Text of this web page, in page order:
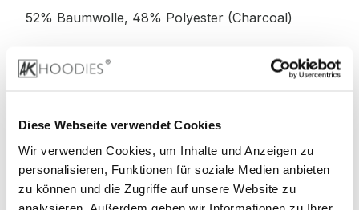
Diese Webseite verwendet Cookies
Wir verwenden Cookies, um Inhalte und Anzeigen zu
personalisieren, Funktionen für soziale Medien anbieten
zu können und die Zugriffe auf unsere Website zu
analysieren. Außerdem geben wir Informationen zu Ihrer
52% Baumwolle, 48% Polyester (Charcoal)
52% Baumwolle, 48% Polyester (Graphite
Heather)
Stoffgewicht : 280 g/m²